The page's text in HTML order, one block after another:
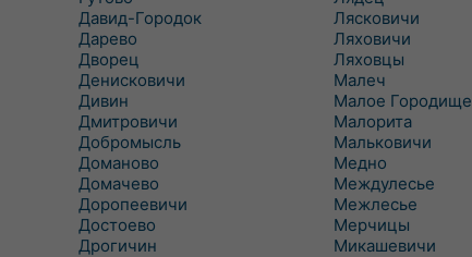
Давид-Городок
Дарево
Дворец
Денисковичи
Дивин
Дмитровичи
Добромысль
Доманово
Домачево
Доропеевичи
Достоево
Дрогичин
Лясковичи
Ляховичи
Ляховцы
Малеч
Малое Городище
Малорита
Мальковичи
Медно
Междулесье
Межлесье
Мерчицы
Микашевичи